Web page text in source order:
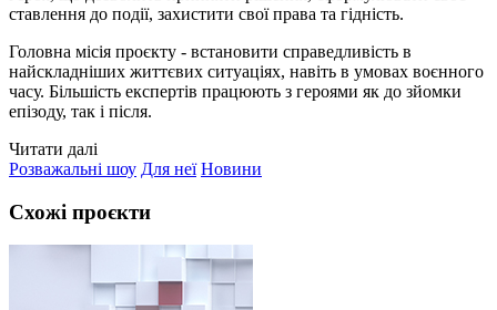
ставлення до події, захистити свої права та гідність.
Головна місія проєкту - встановити справедливість в
найскладніших життєвих ситуаціях, навіть в умовах воєнного
часу. Більшість експертів працюють з героями як до зйомки
епізоду, так і після.
Читати далі
Розважальні шоу Для неї Новини
Схожі проєкти